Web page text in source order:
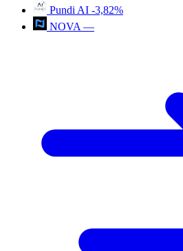
Pundi AI -3,82%
NOVA —